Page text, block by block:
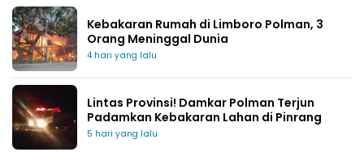
Kebakaran Rumah di Limboro Polman, 3
Orang Meninggal Dunia
4 hari yang lalu
Lintas Provinsi! Damkar Polman Terjun
Padamkan Kebakaran Lahan di Pinrang
5 hari yang lalu